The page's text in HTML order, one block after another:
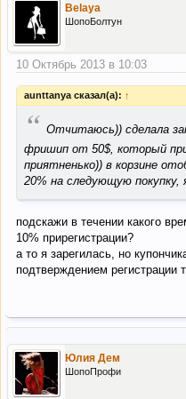
Belaya
ШопоБолтун
10 Октябрь 2013 в 10:03
aunttanya сказал(а): ↑
“ Отчитаюсь)) сделала
фришип от 50$, который
приятненько)) в корзине
20% на следующую покупку,
подскажи в течении какого
10% прирегистрации?
а то я зарегилась, но
подтверждением регистрации
Юлия Дем
ШопоПрофи